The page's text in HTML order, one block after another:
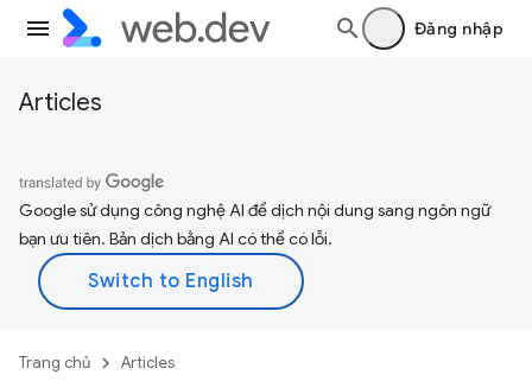
Đăng nhập
Articles
Google sử dụng công nghệ AI để dịch nội dung sang ngôn ngữ
bạn ưu tiên. Bản dịch bằng AI có thể có lỗi.
Trang chủ Articles